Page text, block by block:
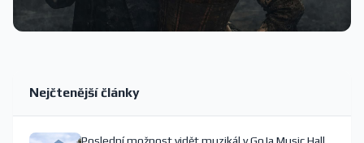
Nejčtenější články